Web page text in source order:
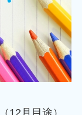
12月目途）